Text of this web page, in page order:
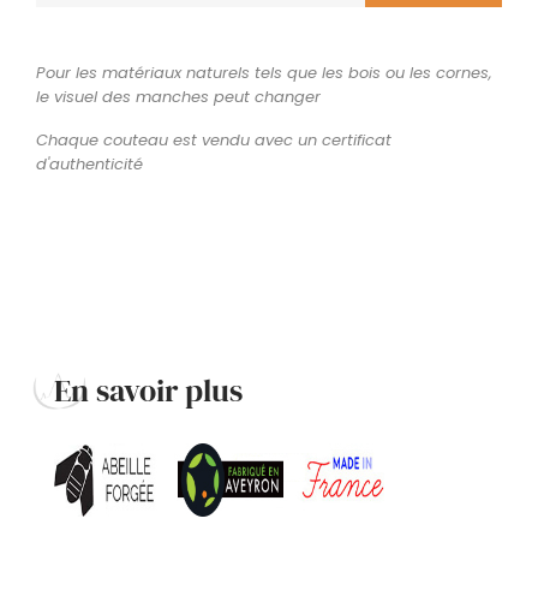
Pour les matériaux naturels tels que les bois ou les cornes,
le visuel des manches peut changer
Chaque couteau est vendu avec un certificat
d'authenticité
En savoir plus